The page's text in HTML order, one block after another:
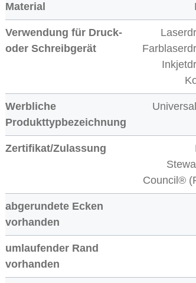
Material
Verwendung für Druck-
oder Schreibgerät
Werbliche
Produkttypbezeichnung
Zertifikat/Zulassung
Council®
abgerundete Ecken
vorhanden
umlaufender Rand
vorhanden